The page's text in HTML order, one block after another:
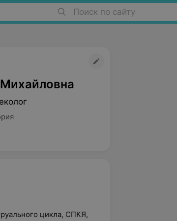
Поиск по сайту
цикла, СПКЯ,